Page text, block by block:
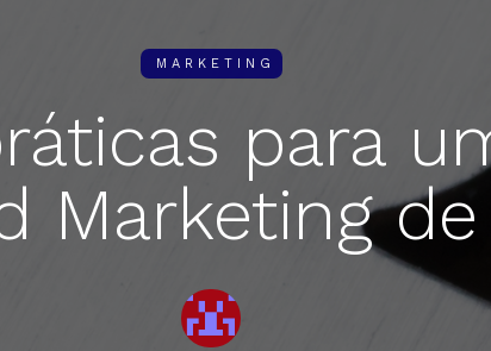
MARKETING
para
Marketing